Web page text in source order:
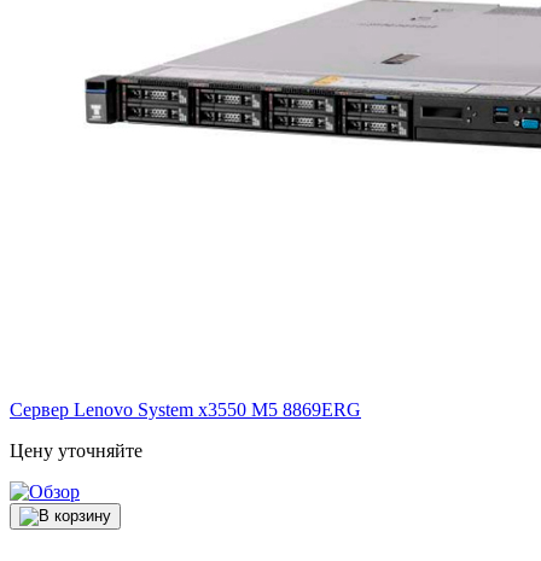
Сервер Lenovo System x3550 M5 8869ERG
Цену уточняйте